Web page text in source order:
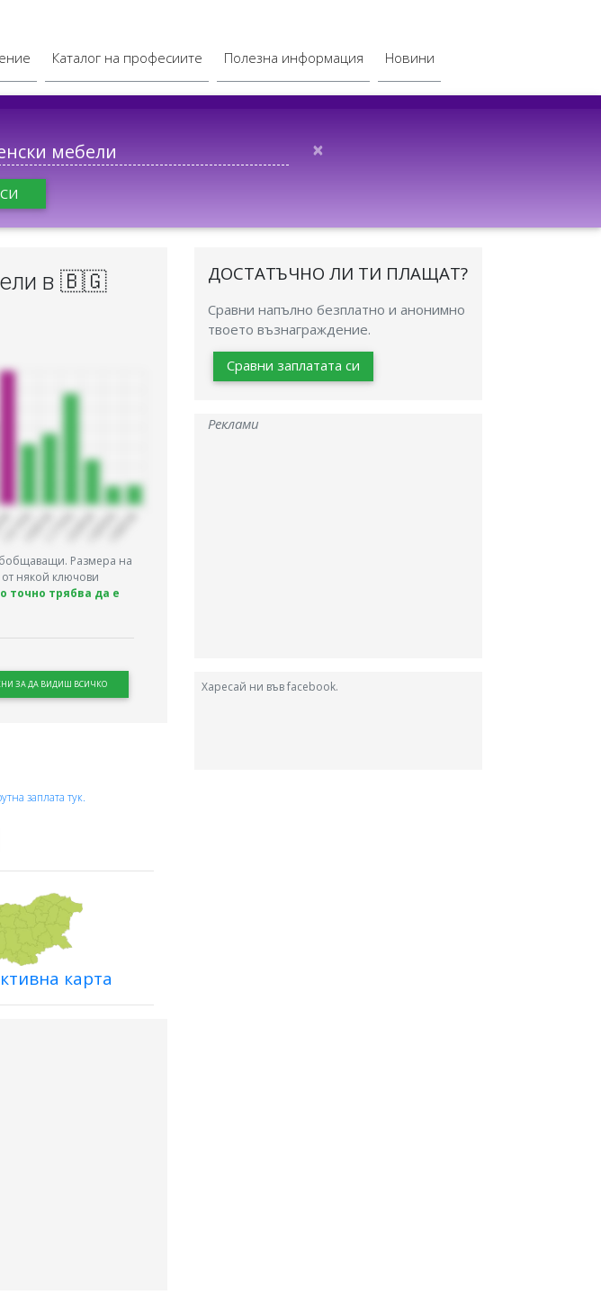
Каталог на професиите Полезна информация Новини
×
в 🇧🇬
Размера на
от някой ключови
точно трябва да е
ЗА ДА ВИДИШ ВСИЧКО
заплата тук.
карта
ДОСТАТЪЧНО ЛИ ТИ ПЛАЩАТ?
Сравни напълно безплатно и анонимно
твоето възнаграждение.
Сравни заплатата си
Реклами
Харесай ни във facebook.